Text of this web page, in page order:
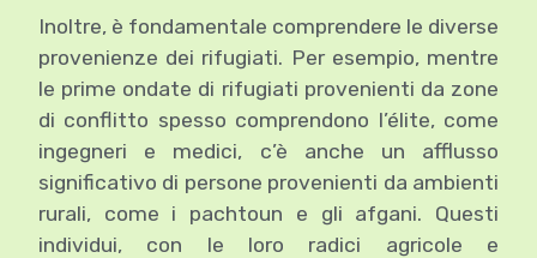
Inoltre, è fondamentale comprendere le diverse
provenienze dei rifugiati. Per esempio, mentre
le prime ondate di rifugiati provenienti da zone
di conflitto spesso comprendono l’élite, come
ingegneri e medici, c’è anche un afflusso
significativo di persone provenienti da ambienti
rurali, come i pachtoun e gli afgani. Questi
individui, con le loro radici agricole e